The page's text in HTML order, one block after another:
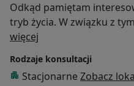
Odkąd pamiętam
tryb życia. W związku z
kulturę fizyczną. Związane
im zapobiegać i je leczyć.
studiować fizjoterapię, a
więcej
Rodzaje konsultacji
Stacjonarne Zobacz